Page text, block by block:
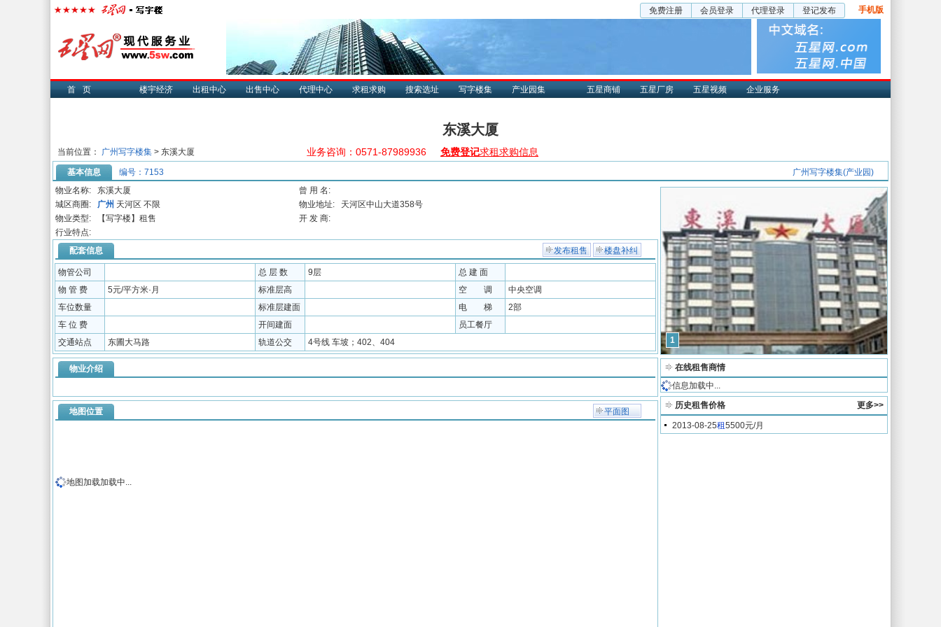
免费注册 会员登录 代理登录 登记发布 手机版
首页 楼宇经济 出租中心 出售中心 代理中心 求租求购 搜索选址 写字楼集 产业园集 五星商铺 五星厂房 五星视频 企业服务
东溪大厦
当前位置： 广州写字楼集 > 东溪大厦 业务咨询：0571-87989936 免费登记求租求购信息
基本信息 编号：7153
广州写字楼集(产业园)
物业名称:
东溪大厦
曾 用 名:
城区商圈:
广州 天河区 不限 物业地址:
天河区中山大道358号
物业类型:
【写字楼】租售
开 发 商:
行业特点:
发布租售
楼盘补纠
配套信息
物管公司 总 层 数 9层
总 建 面
物 管 费
5元/平方米·月 标准层高 空 调
中央空调
车位数量
标准层建面 电 梯
2部
车 位 费
开间建面
员工餐厅
交通站点
东圃大马路 轨道公交 4号线 车坡；402、404
物业介绍
平面图
地图位置
地图加载加载中...
1
在线租售商情
信息加载中...
历史租售价格
更多>>
2013-08-25租5500元/月